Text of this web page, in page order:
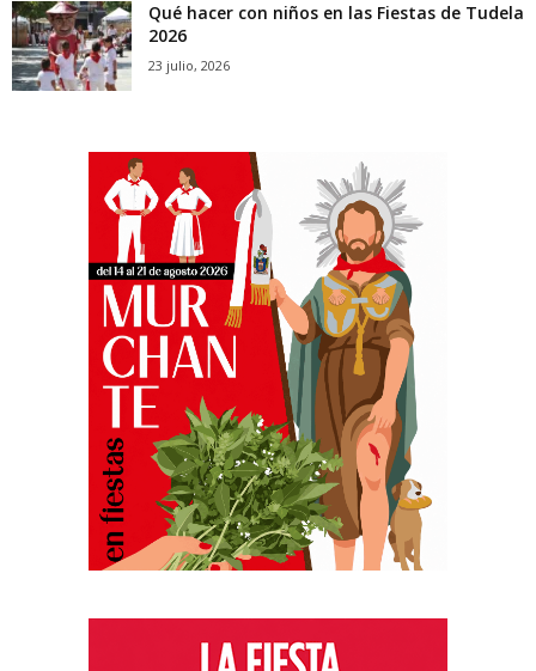
Qué hacer con niños en las Fiestas de Tudela
2026
23 julio, 2026